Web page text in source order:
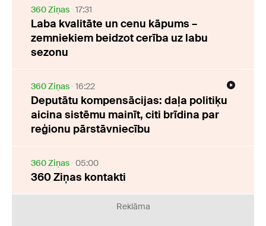
360 Ziņas 17:31
Laba kvalitāte un cenu kāpums –
zemniekiem beidzot cerība uz labu
sezonu
360 Ziņas 16:22
Deputātu kompensācijas: daļa politiķu
aicina sistēmu mainīt, citi brīdina par
reģionu pārstāvniecību
360 Ziņas 05:00
360 Ziņas kontakti
Reklāma